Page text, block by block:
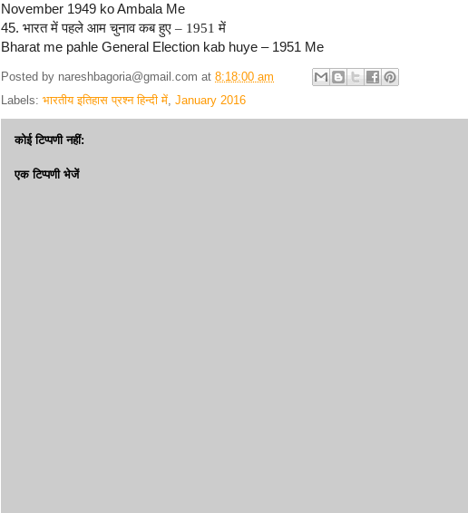
November 1949 ko Ambala Me
45. भारत में पहले आम चुनाव कब हुए – 1951 में
Bharat me pahle General Election kab huye – 1951 Me
Posted by nareshbagoria@gmail.com at 8:18:00 am
Labels: भारतीय इतिहास प्रश्न हिन्दी में, January 2016
कोई टिप्पणी नहीं:
एक टिप्पणी भेजें